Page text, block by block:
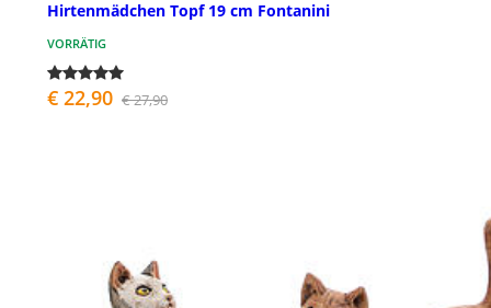
Hirtenmädchen Topf 19 cm Fontanini
VORRÄTIG
€ 22,90 € 27,90